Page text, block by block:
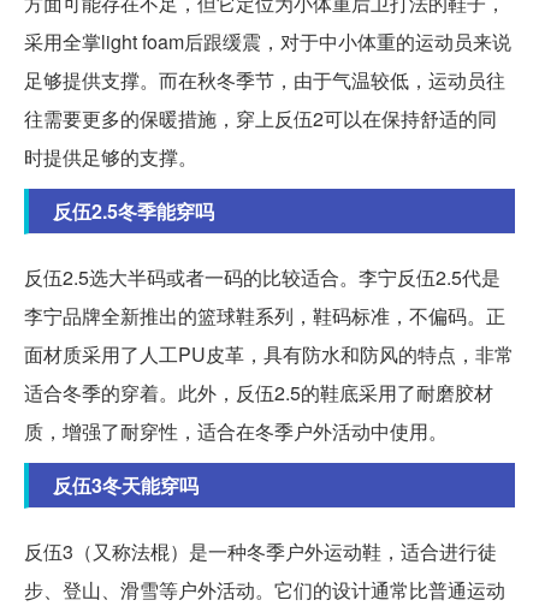
采用全掌light foam后跟缓震，对于中小体重的运动员来说
足够提供支撑。而在秋冬季节，由于气温较低，运动员往
往需要更多的保暖措施，穿上反伍2可以在保持舒适的同
时提供足够的支撑。
反伍2.5冬季能穿吗
反伍2.5选大半码或者一码的比较适合。李宁反伍2.5代是
李宁品牌全新推出的篮球鞋系列，鞋码标准，不偏码。正
面材质采用了人工PU皮革，具有防水和防风的特点，非常
适合冬季的穿着。此外，反伍2.5的鞋底采用了耐磨胶材
质，增强了耐穿性，适合在冬季户外活动中使用。
反伍3冬天能穿吗
反伍3（又称法棍）是一种冬季户外运动鞋，适合进行徒
步、登山、滑雪等户外活动。它们的设计通常比普通运动